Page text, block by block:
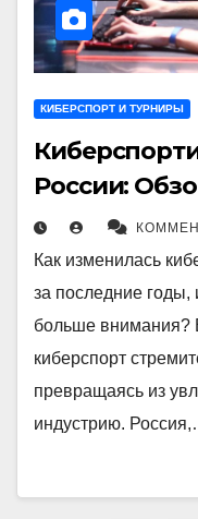
КИБЕРСПОРТ И ТУРНИРЫ
России:
Как изменилась
за последние годы,
больше внимания?
киберспорт
превращаясь из
индустрию.